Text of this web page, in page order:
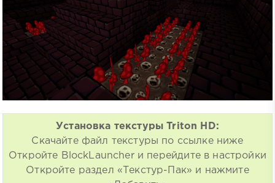
Установка текстуры Triton HD:
Скачайте файл текстуры по ссылке ниже
Откройте BlockLauncher и перейдите в настройки
Откройте раздел «Текстур-Пак» и нажмите